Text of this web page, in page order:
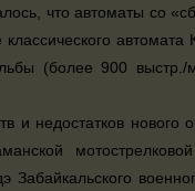
что автоматы со
(более 900
и недостатков нового
Забайкальского